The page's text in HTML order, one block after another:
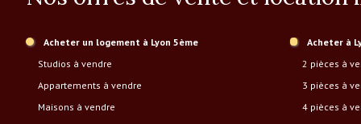
Acheter un logement à Lyon 5ème
Studios à vendre
Appartements à vendre
Maisons à vendre
Acheter à
2 pièces à
3 pièces à
4 pièces à